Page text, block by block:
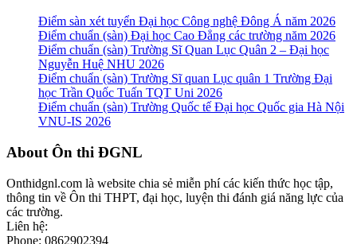
Điểm sàn xét tuyển Đại học Công nghệ Đông Á năm 2026
Điểm chuẩn (sàn) Đại học Cao Đẳng các trường năm 2026
Điểm chuẩn (sàn) Trường Sĩ Quan Lục Quân 2 – Đại học
Nguyễn Huệ NHU 2026
Điểm chuẩn (sàn) Trường Sĩ quan Lục quân 1 Trường Đại
học Trần Quốc Tuấn TQT Uni 2026
Điểm chuẩn (sàn) Trường Quốc tế Đại học Quốc gia Hà Nội
VNU-IS 2026
Footer
About Ôn thi ĐGNL
Onthidgnl.com là website chia sẻ miễn phí các kiến thức học tập,
thông tin về Ôn thi THPT, đại học, luyện thi đánh giá năng lực của
các trường.
Liên hệ:
Phone: 0862902394